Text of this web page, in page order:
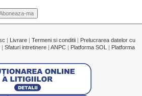
Livrare Termeni si conditii
Prelucrarea datelor cu
Sfaturi intretinere ANPC Platforma SOL
Platforma